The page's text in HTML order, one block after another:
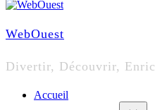
WebOuest
Divertir, Découvrir,
Accueil